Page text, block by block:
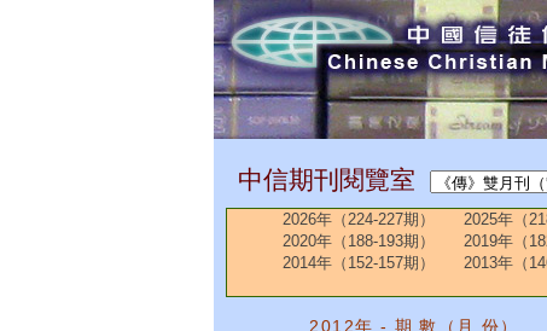
中信期刊閱覽室
2026年（224-227期） 2025年（
2020年（188-193期）
2019年（
2014年（152-157期）
2013年（
2012年 - 期 數（月 份）